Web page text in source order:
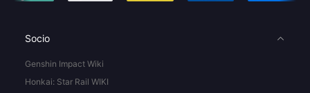
Socio
Genshin Impact Wiki
Honkai: Star Rail WIKI